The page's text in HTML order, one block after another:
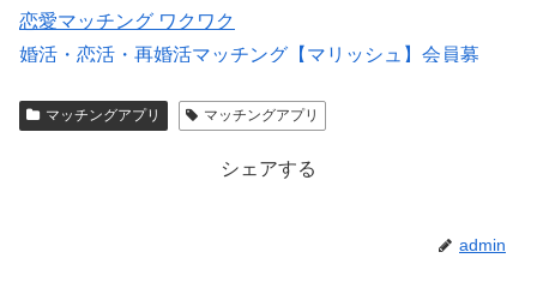
恋愛マッチング ワクワク
婚活・恋活・再婚活マッチング【マリッシュ】会員募
紹介型マッチングアプリArchers(アーチャーズ)
マッチングアプリ マッチングアプリ
シェアする
admin